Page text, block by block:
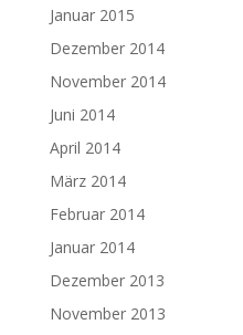
Januar 2015
Dezember 2014
November 2014
Juni 2014
April 2014
März 2014
Februar 2014
Januar 2014
Dezember 2013
November 2013